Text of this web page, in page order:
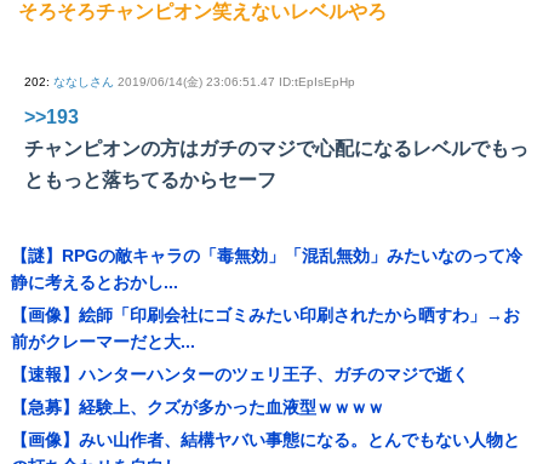
そろそろチャンピオン笑えないレベルやろ
202: ななしさん 2019/06/14(金) 23:06:51.47 ID:tEpIsEpHp
>>193
チャンピオンの方はガチのマジで心配になるレベルでもっ
ともっと落ちてるからセーフ
【謎】RPGの敵キャラの「毒無効」「混乱無効」みたいなのって冷
静に考えるとおかし...
【画像】絵師「印刷会社にゴミみたい印刷されたから晒すわ」→お
前がクレーマーだと大...
【速報】ハンターハンターのツェリ王子、ガチのマジで逝く
【急募】経験上、クズが多かった血液型ｗｗｗｗ
【画像】みい山作者、結構ヤバい事態になる。とんでもない人物と